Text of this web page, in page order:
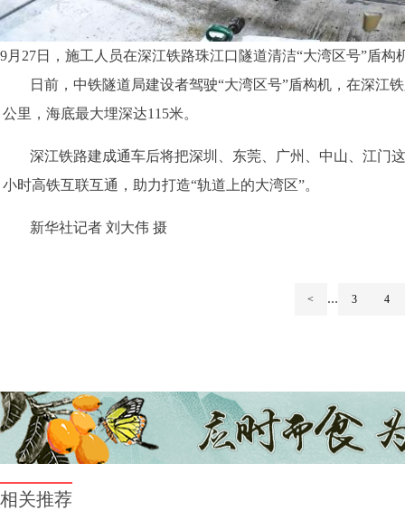
9月27日，施工人员在深江铁路珠江口隧道清洁“大湾区号”盾构
日前，中铁隧道局建设者驾驶“大湾区号”盾构机，在深江
公里，海底最大埋深达115米。
深江铁路建成通车后将把深圳、东莞、广州、中山、江门
小时高铁互联互通，助力打造“轨道上的大湾区”。
新华社记者 刘大伟 摄
< ... 3 4
相关推荐